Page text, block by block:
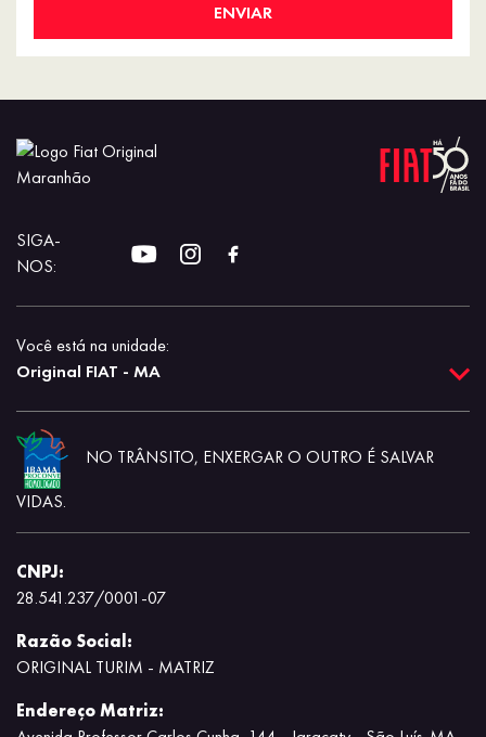
ENVIAR
SIGA-
NOS:
Você está na unidade:
Original FIAT - MA
NO TRÂNSITO, ENXERGAR O OUTRO É SALVAR
VIDAS.
CNPJ:
28.541.237/0001-07
Razão Social:
ORIGINAL TURIM - MATRIZ
Endereço Matriz: